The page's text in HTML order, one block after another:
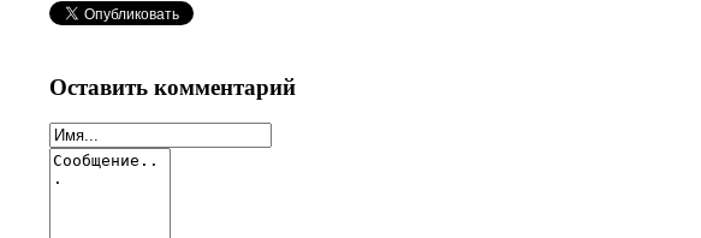
Оставить комментарий